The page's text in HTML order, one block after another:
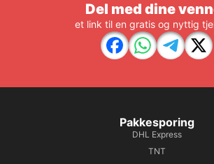
Del med dine
et link til en gratis og nyttig
Pakkesporing
DHL Express
TNT